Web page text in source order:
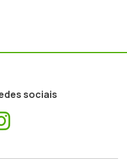
sociais